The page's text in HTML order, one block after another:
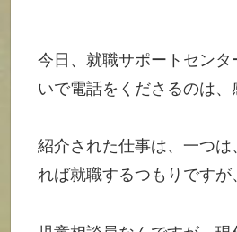
今日、就職サポートセン
いで電話をくださるのは、
紹介された仕事は、一つ
れば就職するつもりですが